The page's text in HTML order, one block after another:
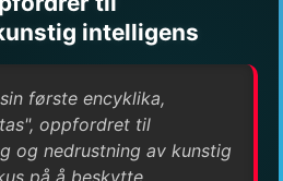
intelligens
første encyklika,
oppfordret til
og nedrustning av kunstig
på å beskytte